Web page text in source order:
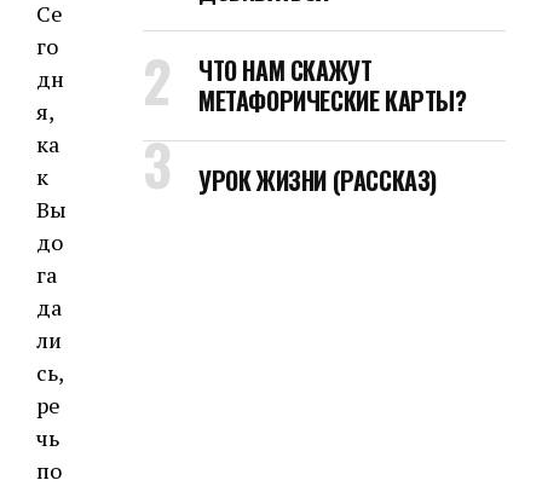
Се
го
дн
я,
ка
к
Вы
до
га
да
ли
сь,
ре
чь
по
ЧТО НАМ СКАЖУТ
МЕТАФОРИЧЕСКИЕ КАРТЫ?
УРОК ЖИЗНИ (РАССКАЗ)